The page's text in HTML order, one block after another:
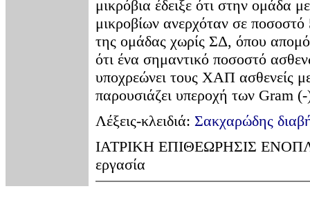
μικρόβια έδειξε ότι στην
μικροβίων ανερχόταν σε
της ομάδας χωρίς ΣΔ, όπου
ότι ένα σημαντικό ποσοστό
υποχρεώνει τους ΧΑΠ ασθενείς
παρουσιάζει υπεροχή των Gram
Λέξεις-κλειδιά: Σακχαρώδης
ΙΑΤΡΙΚΗ ΕΠΙΘΕΩΡΗΣΙΣ
εργασία